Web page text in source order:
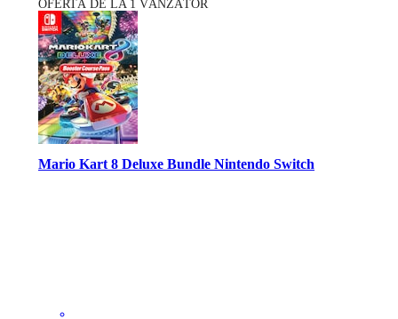
OFERTĂ DE LA 1 VÂNZĂTOR
Mario Kart 8 Deluxe Bundle Nintendo Switch